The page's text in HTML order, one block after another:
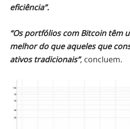
eficiência”.
“Os portfólios com Bitcoin têm
melhor do que aqueles que
ativos tradicionais”, concluem.